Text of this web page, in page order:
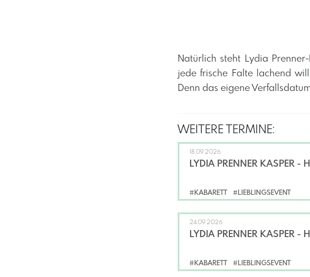
​Natürlich steht Lydia
jede frische Falte lachend
Denn das eigene
WEITERE TERMINE:
#KABARETT #LIEBLINGSEVENT
18.09.2026
LYDIA PRENNER KASPER -
#KABARETT #LIEBLINGSEVENT
24.09.2026
LYDIA PRENNER KASPER -